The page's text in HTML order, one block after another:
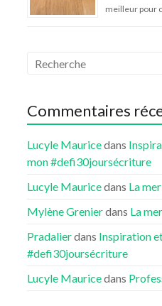
meilleur pour
Commentaires
Lucyle Mauricedans
mon #defi30joursécriture
Lucyle Mauricedans La mer
Mylène Grenierdans La mer
Pradalierdans Inspiration
#defi30joursécriture
Lucyle Mauricedans